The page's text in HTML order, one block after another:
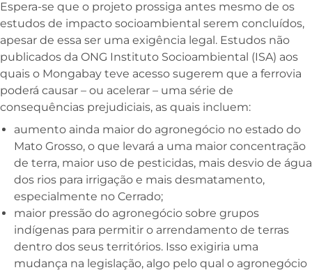
Espera-se que o projeto prossiga antes mesmo de os
estudos de impacto socioambiental serem concluídos,
apesar de essa ser uma exigência legal. Estudos não
publicados da ONG Instituto Socioambiental (ISA) aos
quais o Mongabay teve acesso sugerem que a ferrovia
poderá causar – ou acelerar – uma série de
consequências prejudiciais, as quais incluem:
aumento ainda maior do agronegócio no estado do
Mato Grosso, o que levará a uma maior concentração
de terra, maior uso de pesticidas, mais desvio de água
dos rios para irrigação e mais desmatamento,
especialmente no Cerrado;
maior pressão do agronegócio sobre grupos
indígenas para permitir o arrendamento de terras
dentro dos seus territórios. Isso exigiria uma
mudança na legislação, algo pelo qual o agronegócio